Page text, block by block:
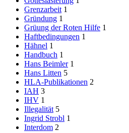
Grenzarbeit 1
Gründung 1
Grüung der Roten Hilfe 1
Haftbedingungen 1
Hähnel 1
Handbuch 1
Hans Beimler 1
Hans Litten 5
HLA-Publikationen 2
IAH 3
IHV 1
Illegalität 5
Ingrid Strobl 1
Interdom 2